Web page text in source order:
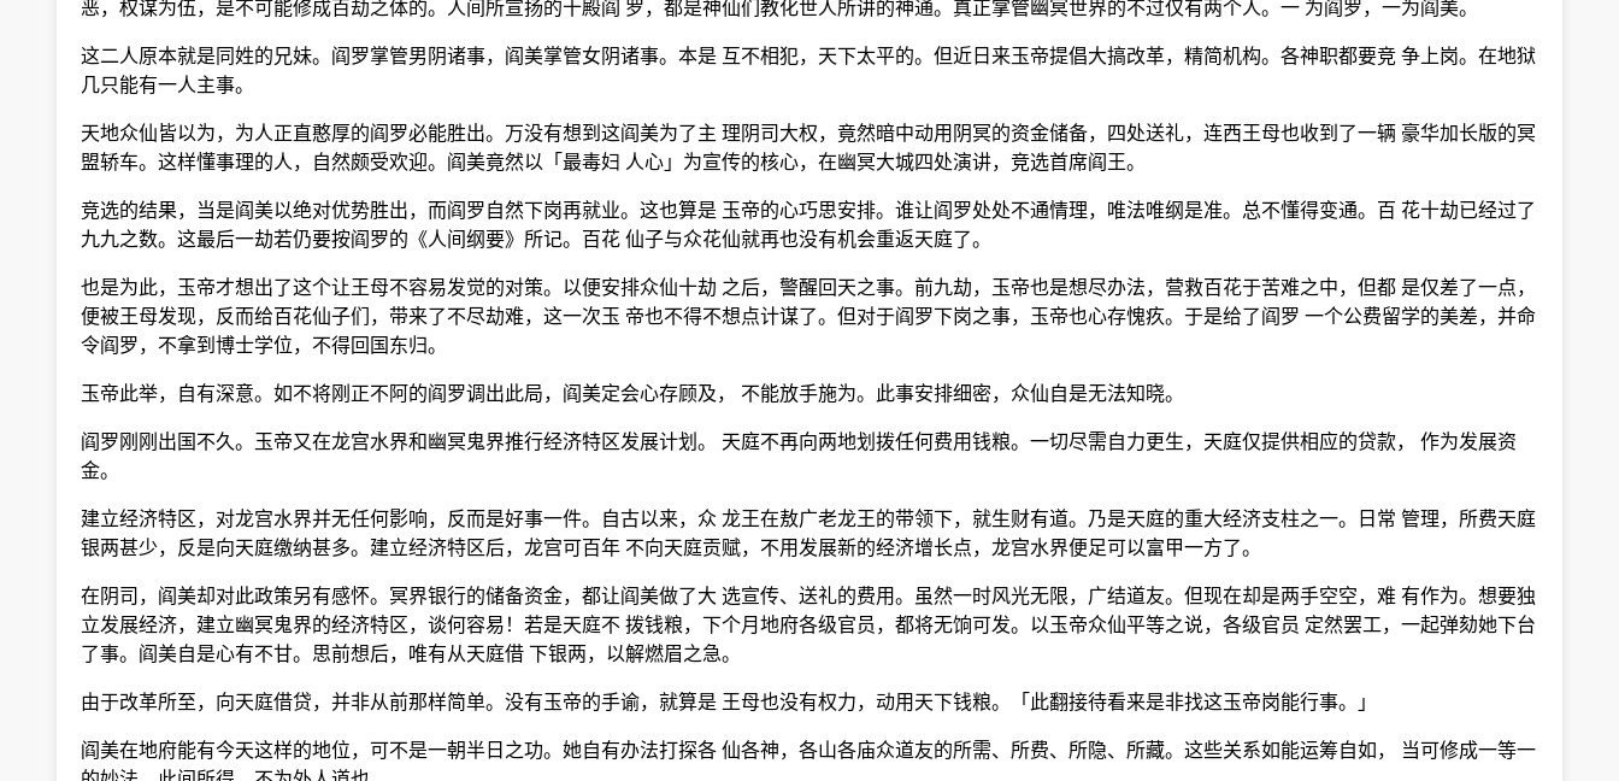
恶，权谋为伍，是不可能修成百劫之体的。人间所宣扬的十殿阎 罗，都是神仙们教化世人所讲的神通。真正掌管幽冥世界的不过仅有两个人。一 为阎罗，一为阎美。
这二人原本就是同姓的兄妹。阎罗掌管男阴诸事，阎美掌管女阴诸事。本是 互不相犯，天下太平的。但近日来玉帝提倡大搞改革，精简机构。各神职都要竞 争上岗。在地狱
几只能有一人主事。
天地众仙皆以为，为人正直憨厚的阎罗必能胜出。万没有想到这阎美为了主 理阴司大权，竟然暗中动用阴冥的资金储备，四处送礼，连西王母也收到了一辆 豪华加长版的冥
盟轿车。这样懂事理的人，自然颇受欢迎。阎美竟然以「最毒妇 人心」为宣传的核心，在幽冥大城四处演讲，竞选首席阎王。
竞选的结果，当是阎美以绝对优势胜出，而阎罗自然下岗再就业。这也算是 玉帝的心巧思安排。谁让阎罗处处不通情理，唯法唯纲是准。总不懂得变通。百 花十劫已经过了
九九之数。这最后一劫若仍要按阎罗的《人间纲要》所记。百花 仙子与众花仙就再也没有机会重返天庭了。
也是为此，玉帝才想出了这个让王母不容易发觉的对策。以便安排众仙十劫 之后，警醒回天之事。前九劫，玉帝也是想尽办法，营救百花于苦难之中，但都 是仅差了一点，
便被王母发现，反而给百花仙子们，带来了不尽劫难，这一次玉 帝也不得不想点计谋了。但对于阎罗下岗之事，玉帝也心存愧疚。于是给了阎罗 一个公费留学的美差，并命
令阎罗，不拿到博士学位，不得回国东归。
玉帝此举，自有深意。如不将刚正不阿的阎罗调出此局，阎美定会心存顾及， 不能放手施为。此事安排细密，众仙自是无法知晓。
阎罗刚刚出国不久。玉帝又在龙宫水界和幽冥鬼界推行经济特区发展计划。 天庭不再向两地划拨任何费用钱粮。一切尽需自力更生，天庭仅提供相应的贷款， 作为发展资
金。
建立经济特区，对龙宫水界并无任何影响，反而是好事一件。自古以来，众 龙王在敖广老龙王的带领下，就生财有道。乃是天庭的重大经济支柱之一。日常 管理，所费天庭
银两甚少，反是向天庭缴纳甚多。建立经济特区后，龙宫可百年 不向天庭贡赋，不用发展新的经济增长点，龙宫水界便足可以富甲一方了。
在阴司，阎美却对此政策另有感怀。冥界银行的储备资金，都让阎美做了大 选宣传、送礼的费用。虽然一时风光无限，广结道友。但现在却是两手空空，难 有作为。想要独
立发展经济，建立幽冥鬼界的经济特区，谈何容易！若是天庭不 拨钱粮，下个月地府各级官员，都将无饷可发。以玉帝众仙平等之说，各级官员 定然罢工，一起弹劾她下台
了事。阎美自是心有不甘。思前想后，唯有从天庭借 下银两，以解燃眉之急。
由于改革所至，向天庭借贷，并非从前那样简单。没有玉帝的手谕，就算是 王母也没有权力，动用天下钱粮。「此翻接待看来是非找这玉帝岗能行事。」
阎美在地府能有今天这样的地位，可不是一朝半日之功。她自有办法打探各 仙各神，各山各庙众道友的所需、所费、所隐、所藏。这些关系如能运筹自如， 当可修成一等一